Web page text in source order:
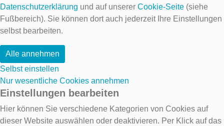
Datenschutzerklärung und auf unserer Cookie-Seite (siehe
Fußbereich). Sie können dort auch jederzeit Ihre Einstellungen
selbst bearbeiten.
Alle annehmen
Selbst einstellen
Nur wesentliche Cookies annehmen
Einstellungen bearbeiten
Hier können Sie verschiedene Kategorien von Cookies auf
dieser Website auswählen oder deaktivieren. Per Klick auf das